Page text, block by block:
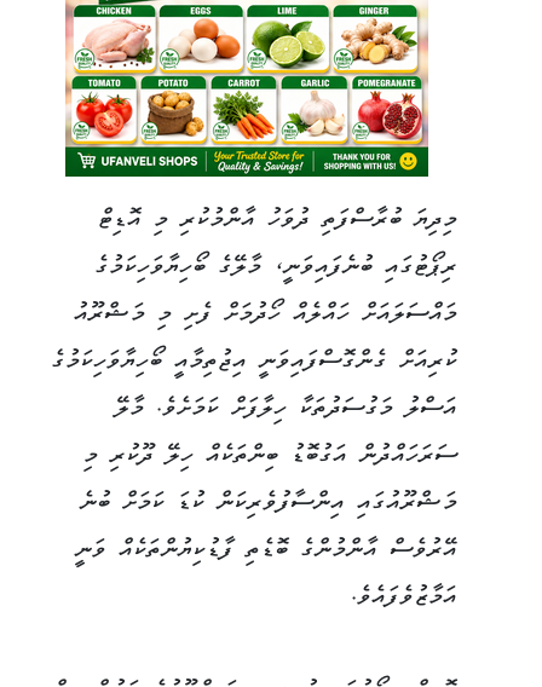
މިދިޔަ ބުރާސްފަތި ދުވަހު އާންމުކުރި މި އޮޑިޓް
ރިޕޯޓުގައި ބުނެފައިވަނީ، މާލޭގެ ބޯހިޔާވަހިކަމުގެ
މައްސަލައަށް ހައްލެއް ހޯދުމަށް ފެށި މި މަޝްރޫއު
ކުރިއަށް ގެންގޮސްފައިވަނީ އިޖުތިމާއީ ބޯހިޔާވަހިކަމުގެ
އަސްލު މަގުސަދުތަކާ ހިލާފަށް ކަމަށެވެ. މާލޭ
ސަރަހައްދުން އަގުބޮޑު ބިންތަކެއް ހިލޭ ދޫކުރި މި
މަޝްރޫއުގައި އިންސާފުވެރިކަން ކުޑަ ކަމަށް ބުނެ
އޭރުވެސް އާންމުންގެ ބޮޑެތި ފާޑުކިޔުންތަކެއް ވަނީ
އަމާޒުވެފައެވެ.